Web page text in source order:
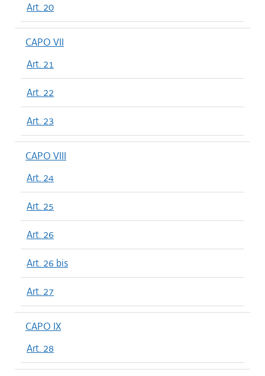
Art. 20
CAPO VII
Art. 21
Art. 22
Art. 23
CAPO VIII
Art. 24
Art. 25
Art. 26
Art. 26 bis
Art. 27
CAPO IX
Art. 28